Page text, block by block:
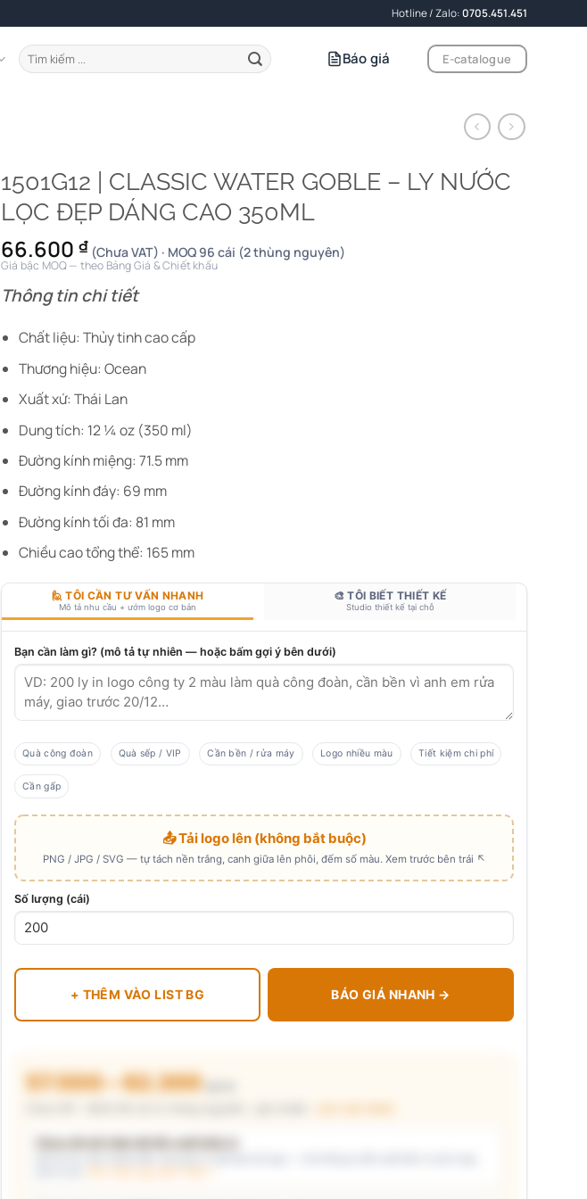
Hotline / Zalo:0705.451.451
Tìm
kiếm:
Báo giá E-catalogue
1501G12 | CLASSIC WATER GOBLE – LY NƯỚC
LỌC ĐẸP DÁNG CAO 350ML
66.600 ₫ (Chưa VAT) · MOQ 96 cái (2 thùng nguyên)
Giá bậc MOQ — theo Bảng Giá & Chiết khấu
Thông tin chi tiết
Chất liệu: Thủy tinh cao cấp
Thương hiệu: Ocean
Xuất xứ: Thái Lan
Dung tích: 12 ¼ oz (350 ml)
Đường kính miệng: 71.5 mm
Đường kính đáy: 69 mm
Đường kính tối đa: 81 mm
Chiều cao tổng thể: 165 mm
🙋 TÔI CẦN TƯ VẤN NHANH
Mô tả nhu cầu + ướm logo cơ bản
🎨 TÔI BIẾT THIẾT KẾ
Studio thiết kế tại chỗ
Bạn cần làm gì? (mô tả tự nhiên — hoặc bấm gợi ý bên dưới)
Quà công đoàn Quà sếp / VIP Cần bền / rửa máy Logo nhiều màu Tiết kiệm chi phí
Cần gấp
📤 Tải logo lên (không bắt buộc)
PNG / JPG / SVG — tự tách nền trắng, canh giữa lên phôi, đếm số màu. Xem trước bên trái ↖
Số lượng (cái)
+ THÊM VÀO LIST BG BÁO GIÁ NHANH →
57.500 – 62.300